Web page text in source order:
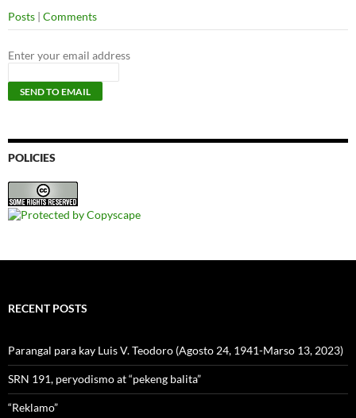
Posts | Comments
Enter your email address
POLICIES
RECENT POSTS
Parangal para kay Luis V. Teodoro (Agosto 24, 1941-Marso 13, 2023)
SRN 191, peryodismo at “pekeng balita”
“Reklamo”